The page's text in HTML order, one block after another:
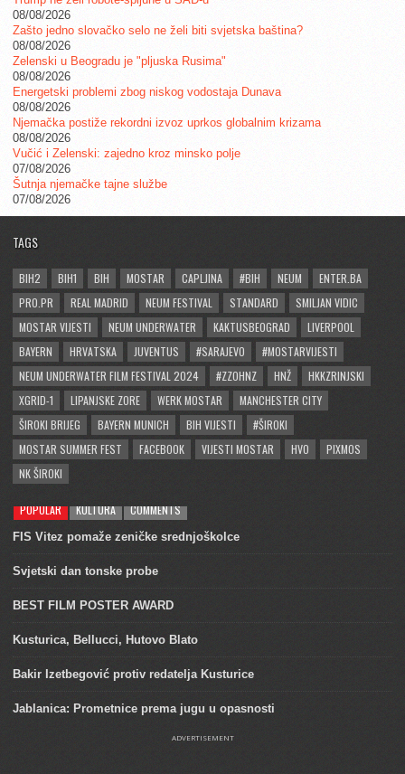
08/08/2026
Zašto jedno slovačko selo ne želi biti svjetska baština?
08/08/2026
Zelenski u Beogradu je "pljuska Rusima"
08/08/2026
Energetski problemi zbog niskog vodostaja Dunava
08/08/2026
Njemačka postiže rekordni izvoz uprkos globalnim krizama
08/08/2026
Vučić i Zelenski: zajedno kroz minsko polje
07/08/2026
Šutnja njemačke tajne službe
07/08/2026
TAGS
BIH2 BIH1 BIH MOSTAR CAPLJINA #BIH NEUM
ENTER.BA
PRO.PR
REAL MADRID NEUM FESTIVAL STANDARD
SMILJAN VIDIC
MOSTAR VIJESTI
NEUM UNDERWATER KAKTUSBEOGRAD
LIVERPOOL
BAYERN
HRVATSKA JUVENTUS #SARAJEVO
#MOSTARVIJESTI
NEUM UNDERWATER FILM FESTIVAL 2024
#ZZOHNZ HNŽ
HKKZRINJSKI
XGRID-1
LIPANJSKE ZORE WERK MOSTAR
MANCHESTER CITY
ŠIROKI BRIJEG
BAYERN MUNICH BIH VIJESTI
#ŠIROKI
MOSTAR SUMMER FEST
FACEBOOK VIJESTI MOSTAR HVO
PIXMOS
NK ŠIROKI
POPULAR KULTURA COMMENTS
FIS Vitez pomaže zeničke srednjoškolce
Svjetski dan tonske probe
BEST FILM POSTER AWARD
Kusturica, Bellucci, Hutovo Blato
Bakir Izetbegović protiv redatelja Kusturice
Jablanica: Prometnice prema jugu u opasnosti
ADVERTISEMENT